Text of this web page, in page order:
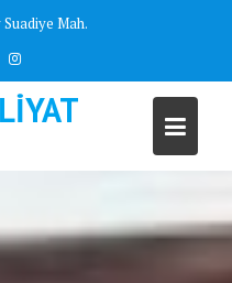
Suadiye Mah.